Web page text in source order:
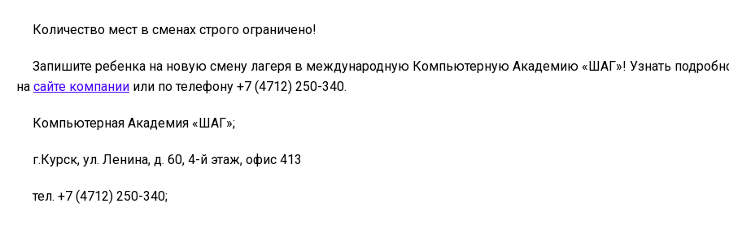
Количество мест в сменах строго ограничено!
Запишите ребенка на новую смену лагеря в международную Компьютерную Академию «ШАГ»! Узнать
на сайте компании или по телефону +7 (4712) 250-340.
Компьютерная Академия «ШАГ»;
г.Курск, ул. Ленина, д. 60, 4-й этаж, офис 413
тел. +7 (4712) 250-340;